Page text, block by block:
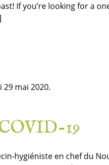
If you’re looking for a
mai 2020.
19
hygiéniste en chef du